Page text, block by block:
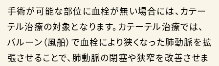
手術が可能な部位に血栓が無い場合には、カテー
テル治療の対象となります。カテーテル治療では、
バルーン（風船）で血栓により狭くなった肺動脈を拡
張させることで、肺動脈の閉塞や狭窄を改善させま